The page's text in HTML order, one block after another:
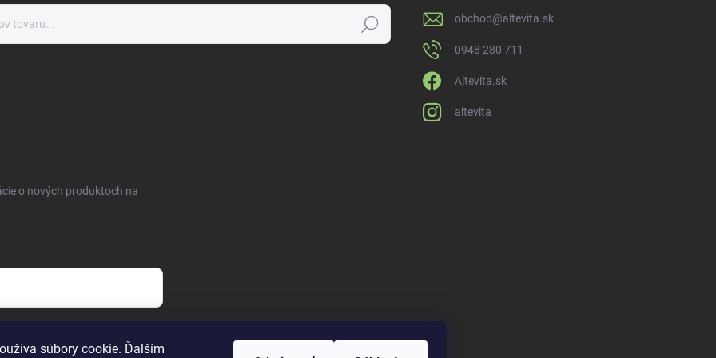
súbory cookie. Ďalším
Hľadať obchod@altevita.sk
0948 280 711
Altevita.sk
altevita
o nových produktoch na